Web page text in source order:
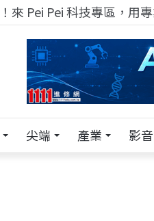
！在 Pei Pei 科技專區，
尖端 產業 影音